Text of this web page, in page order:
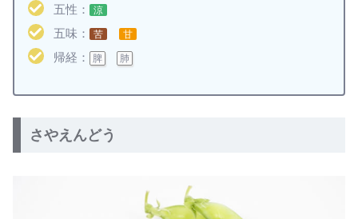
五性：
涼
五味： 苦 甘
帰経： 脾 肺
さやえんどう